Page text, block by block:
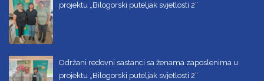
projektu „Bilogorski puteljak svjetlosti 2“
Održani redovni sastanci sa ženama zaposlenima u
projektu „Bilogorski puteljak svjetlosti 2“